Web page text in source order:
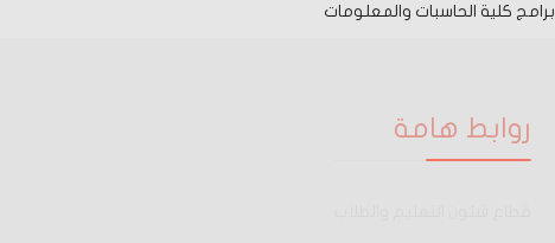
برامج كلية الحاسبات والمعلومات
روابط هامة